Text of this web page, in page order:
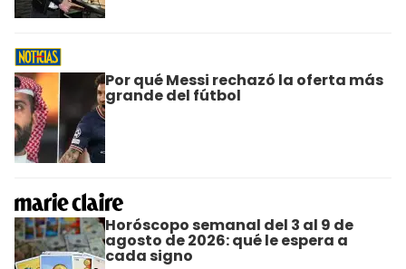
Por qué Messi rechazó la oferta más
grande del fútbol
Horóscopo semanal del 3 al 9 de
agosto de 2026: qué le espera a
cada signo